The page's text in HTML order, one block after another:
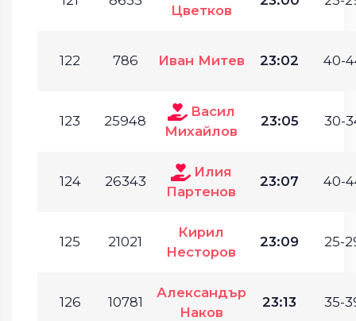
Цветков
122 786 Иван Митев 23:02 40-
123 25948
Васил
Михайлов
23:05 30-
124 26343
Илия
Партенов
23:07 40-
125 21021
Кирил
Несторов
23:09 25-
126 10781
Александър
Наков
23:13 35-